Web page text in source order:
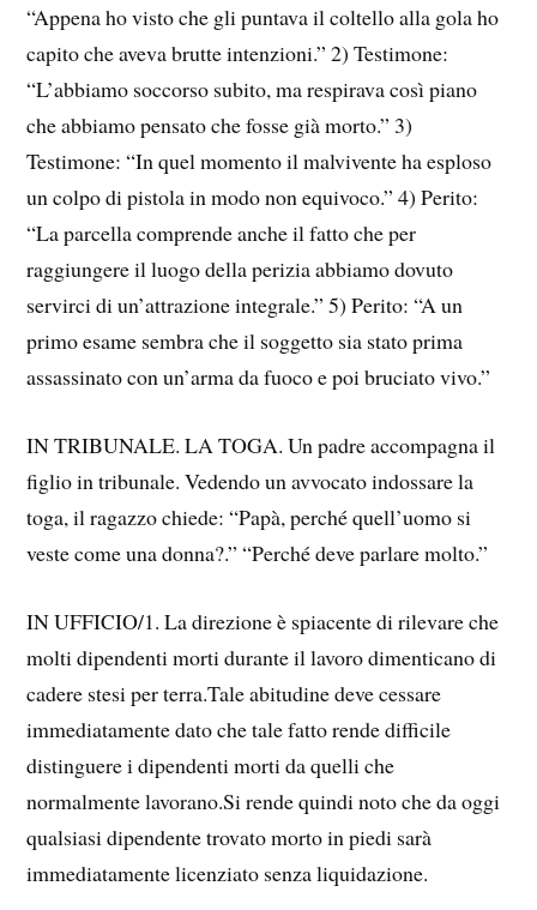
“Appena ho visto che gli puntava il coltello alla gola ho
capito che aveva brutte intenzioni.” 2) Testimone:
“L’abbiamo soccorso subito, ma respirava così piano
che abbiamo pensato che fosse già morto.” 3)
Testimone: “In quel momento il malvivente ha esploso
un colpo di pistola in modo non equivoco.” 4) Perito:
“La parcella comprende anche il fatto che per
raggiungere il luogo della perizia abbiamo dovuto
servirci di un’attrazione integrale.” 5) Perito: “A un
primo esame sembra che il soggetto sia stato prima
assassinato con un’arma da fuoco e poi bruciato vivo.”
IN TRIBUNALE. LA TOGA. Un padre accompagna il
figlio in tribunale. Vedendo un avvocato indossare la
toga, il ragazzo chiede: “Papà, perché quell’uomo si
veste come una donna?.” “Perché deve parlare molto.”
IN UFFICIO/1. La direzione è spiacente di rilevare che
molti dipendenti morti durante il lavoro dimenticano di
cadere stesi per terra.Tale abitudine deve cessare
immediatamente dato che tale fatto rende difficile
distinguere i dipendenti morti da quelli che
normalmente lavorano.Si rende quindi noto che da oggi
qualsiasi dipendente trovato morto in piedi sarà
immediatamente licenziato senza liquidazione.